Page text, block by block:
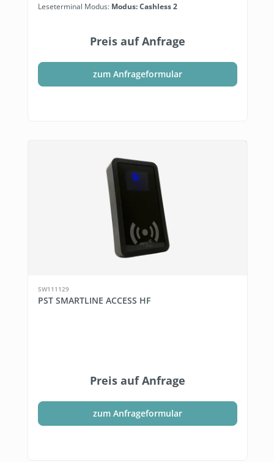
Leseterminal Modus: Modus: Cashless 2
Preis auf Anfrage
zum Anfrageformular
SW111129
PST SMARTLINE ACCESS HF
Preis auf Anfrage
zum Anfrageformular